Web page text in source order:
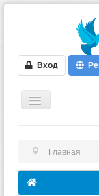
Вход
ФОРУМ
ВИДЕО
Главная